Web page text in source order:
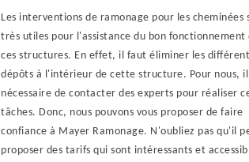
Les interventions de ramonage pour les cheminées
très utiles pour l'assistance du bon fonctionnement
ces structures. En effet, il faut éliminer les
dépôts à l'intérieur de cette structure. Pour nous,
nécessaire de contacter des experts pour réaliser
tâches. Donc, nous pouvons vous proposer de faire
confiance à Mayer Ramonage. N'oubliez pas qu'il
proposer des tarifs qui sont intéressants et